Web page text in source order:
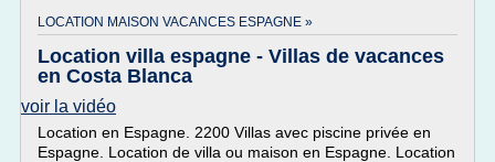
LOCATION MAISON VACANCES ESPAGNE »
Location villa espagne - Villas de vacances
en Costa Blanca
voir la vidéo
Location en Espagne. 2200 Villas avec piscine privée en
Espagne. Location de villa ou maison en Espagne. Location